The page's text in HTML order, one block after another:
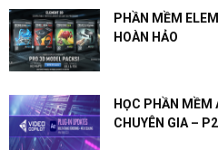
PHẦN MỀM
HOÀN HẢO
HỌC PHẦN MỀM
CHUYÊN GIA – P2